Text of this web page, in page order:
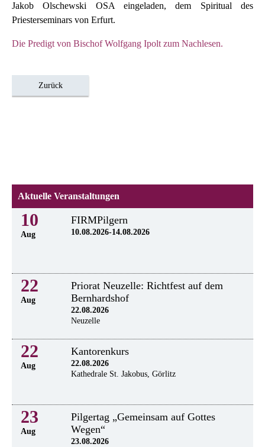
Jakob Olschewski OSA eingeladen, dem Spiritual des
Priesterseminars von Erfurt.
Die Predigt von Bischof Wolfgang Ipolt zum Nachlesen.
Zurück
Aktuelle Veranstaltungen
10
Aug
FIRMPilgern
10.08.2026-14.08.2026
22
Aug
Priorat Neuzelle: Richtfest auf dem
Bernhardshof
22.08.2026
Neuzelle
22
Aug
Kantorenkurs
22.08.2026
Kathedrale St. Jakobus, Görlitz
23
Aug
Pilgertag „Gemeinsam auf Gottes
Wegen“
23.08.2026